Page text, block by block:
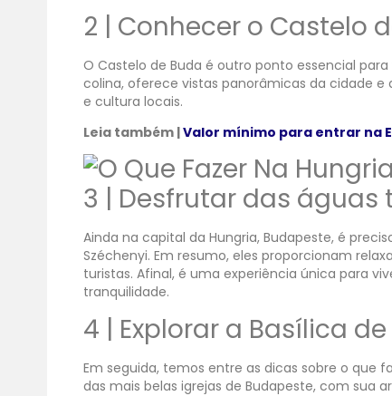
2 | Conhecer o Castelo
O Castelo de Buda é outro ponto essencial
colina, oferece vistas panorâmicas da cidade e
e cultura locais.
Leia também |Valor mínimo para entrar na
3 | Desfrutar das
Ainda na capital da Hungria, Budapeste, é
Széchenyi. Em resumo, eles proporcionam
turistas. Afinal, é uma experiência única para
tranquilidade.
4 | Explorar a Basílica
Em seguida, temos entre as dicas sobre o que
das mais belas igrejas de Budapeste, com sua